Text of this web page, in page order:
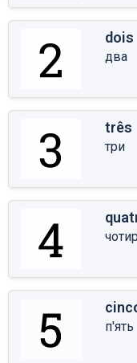
dois
два
três
три
п'ять